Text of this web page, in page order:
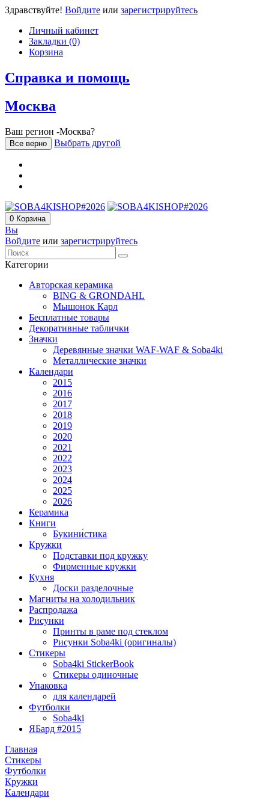
Здравствуйте! Войдите или зарегистрируйтесь
Личный кабинет
Закладки (0)
Корзина
Справка и помощь
Москва
Ваш регион -Москва?
Все верно Выбрать другой
0 Корзина
Вы
Войдите или зарегистрируйтесь
Категории
Авторская керамика
BING & GRONDAHL
Мышонок Карл
Бесплатные товары
Декоративные таблички
Значки
Деревянные значки WAF-WAF & Soba4ki
Металлические значки
Календари
2015
2016
2017
2018
2019
2020
2021
2022
2023
2024
2025
2026
Керамика
Книги
Букини́стика
Кружки
Подставки под кружку
Фирменные кружки
Кухня
Доски разделочные
Магниты на холодильник
Распродажа
Рисунки
Принты в раме под стеклом
Рисунки Soba4ki (оригиналы)
Стикеры
Soba4ki StickerBook
Стикеры одиночные
Упаковка
для календарей
Футболки
Soba4ki
ЯБард #2015
Главная
Стикеры
Футболки
Кружки
Календари